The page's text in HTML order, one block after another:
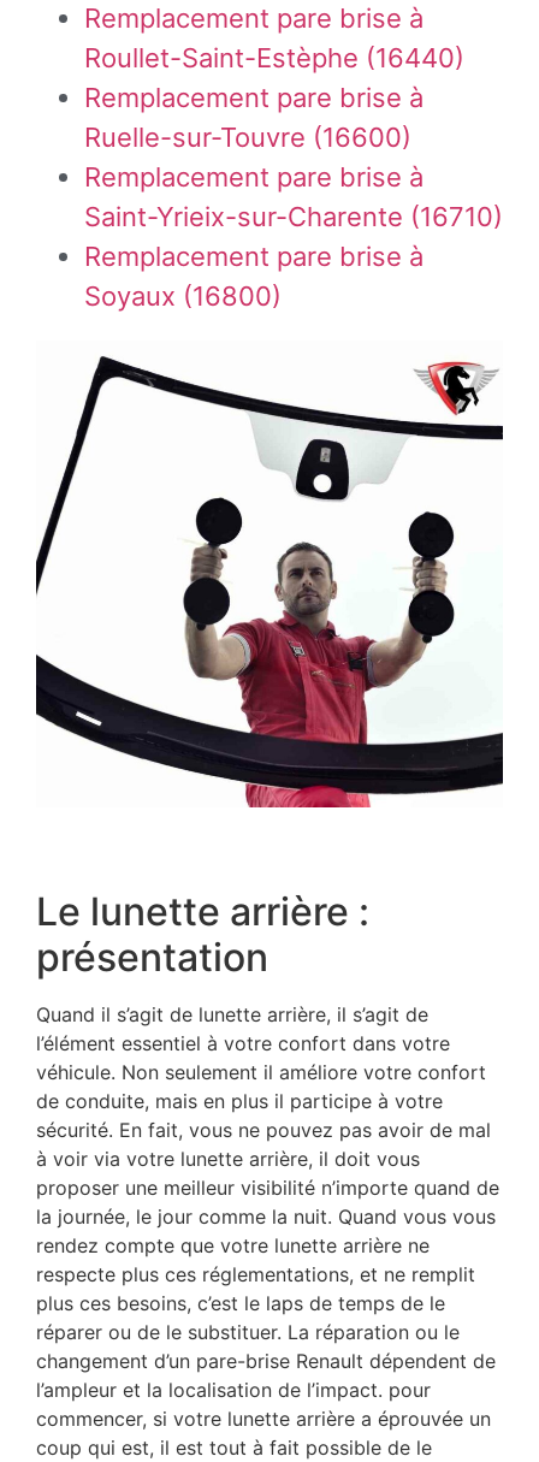
Remplacement pare brise à
Roullet-Saint-Estèphe (16440)
Remplacement pare brise à
Ruelle-sur-Touvre (16600)
Remplacement pare brise à
Saint-Yrieix-sur-Charente (16710)
Remplacement pare brise à
Soyaux (16800)
Le lunette arrière :
présentation
Quand il s’agit de lunette arrière, il s’agit de
l’élément essentiel à votre confort dans votre
véhicule. Non seulement il améliore votre confort
de conduite, mais en plus il participe à votre
sécurité. En fait, vous ne pouvez pas avoir de mal
à voir via votre lunette arrière, il doit vous
proposer une meilleur visibilité n’importe quand de
la journée, le jour comme la nuit. Quand vous vous
rendez compte que votre lunette arrière ne
respecte plus ces réglementations, et ne remplit
plus ces besoins, c’est le laps de temps de le
réparer ou de le substituer. La réparation ou le
changement d’un pare-brise Renault dépendent de
l’ampleur et la localisation de l’impact. pour
commencer, si votre lunette arrière a éprouvée un
coup qui est, il est tout à fait possible de le